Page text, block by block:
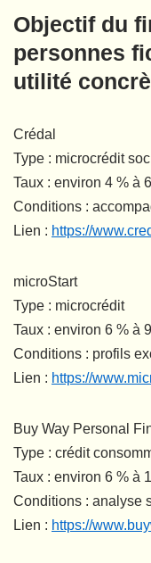
Objectif du
personnes
utilité
Crédal
Type : microcrédit
Taux : environ 4 % à
Conditions :
Lien : https://
microStart
Type : microcrédit
Taux : environ 6 % à
Conditions : profils
Lien : https://
Buy Way Personal
Type : crédit
Taux : environ 6 % à
Conditions : analyse
Lien : https://